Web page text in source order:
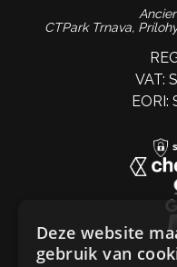
CTPark Trnava,
VAT:
EORI:
Deze website
gebruik van